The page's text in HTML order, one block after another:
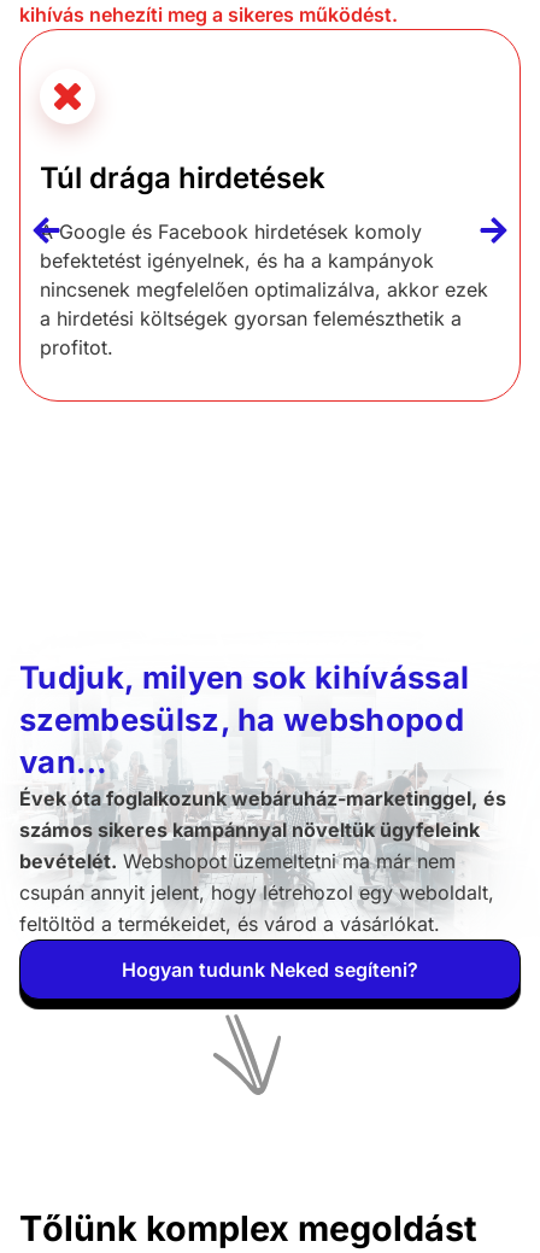
kihívás nehezíti meg a sikeres működést.
Túl drága hirdetések
A Google és Facebook hirdetések komoly
befektetést igényelnek, és ha a kampányok
nincsenek megfelelően optimalizálva, akkor ezek
a hirdetési költségek gyorsan felemészthetik a
profitot.
Tudjuk, milyen sok kihívással
szembesülsz, ha webshopod
van…
Évek óta foglalkozunk webáruház-marketinggel, és
számos sikeres kampánnyal növeltük ügyfeleink
bevételét. Webshopot üzemeltetni ma már nem
csupán annyit jelent, hogy létrehozol egy weboldalt,
feltöltöd a termékeidet, és várod a vásárlókat.
Hogyan tudunk Neked segíteni?
Tőlünk komplex megoldást